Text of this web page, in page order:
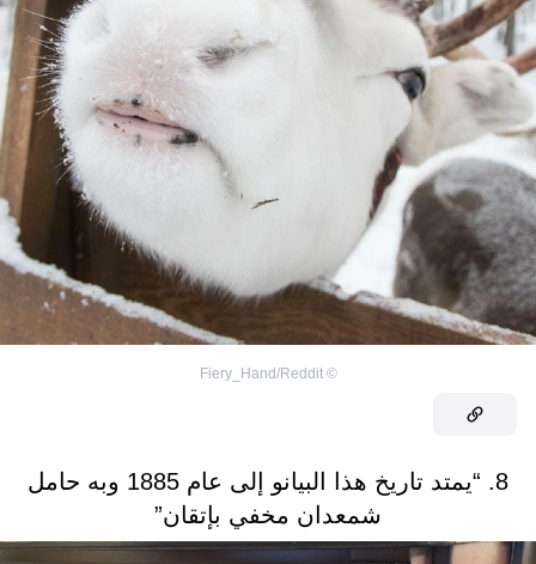
©
Fiery_Hand/Reddit
8. “يمتد تاريخ هذا البيانو إلى عام 1885 وبه حامل
شمعدان مخفي بإتقان”